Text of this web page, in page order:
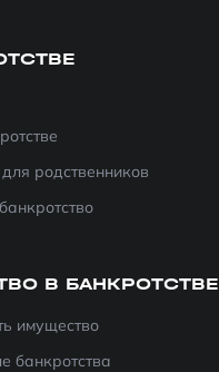
родственников
В БАНКРОТСТВЕ
имущество
банкротства